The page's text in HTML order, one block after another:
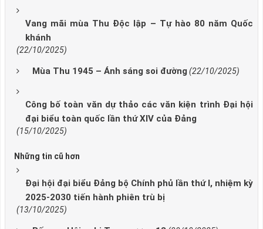
Vang mãi mùa Thu Độc lập – Tự hào 80 năm Quốc
khánh
(22/10/2025)
Mùa Thu 1945 – Ánh sáng soi đường (22/10/2025)
Công bố toàn văn dự thảo các văn kiện trình Đại hội
đại biểu toàn quốc lần thứ XIV của Đảng
(15/10/2025)
Những tin cũ hơn
Đại hội đại biểu Đảng bộ Chính phủ lần thứ I, nhiệm kỳ
2025-2030 tiến hành phiên trù bị
(13/10/2025)